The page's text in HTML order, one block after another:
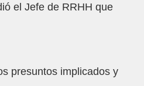
el Jefe de RRHH que
presuntos implicados y